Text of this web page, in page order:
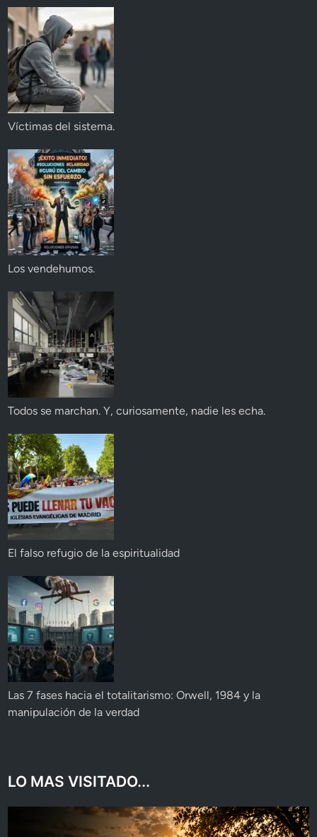
Víctimas del sistema.
Los vendehumos.
Todos se marchan. Y, curiosamente, nadie les echa.
El falso refugio de la espiritualidad
Las 7 fases hacia el totalitarismo: Orwell, 1984 y la
manipulación de la verdad
LO MAS VISITADO...